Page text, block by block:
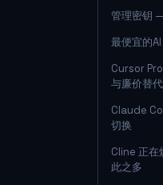
管理密钥
最便宜的
Cursor
与廉价替
Claude
切换
Cline 正在
此之多